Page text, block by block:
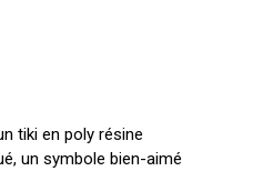
tiki en poly résine
un symbole bien-aimé